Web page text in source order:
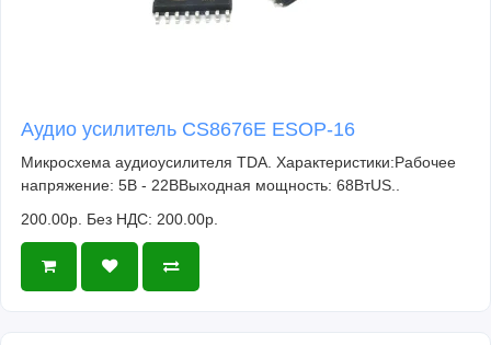
Аудио усилитель CS8676E ESOP-16
Микросхема аудиоусилителя TDA. Характеристики:Рабочее
напряжение: 5В - 22ВВыходная мощность: 68ВтUS..
200.00р. Без НДС: 200.00р.